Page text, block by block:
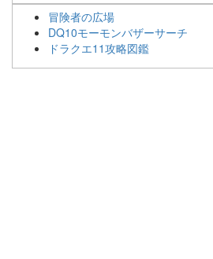
冒険者の広場
DQ10モーモンバザーサーチ
ドラクエ11攻略図鑑